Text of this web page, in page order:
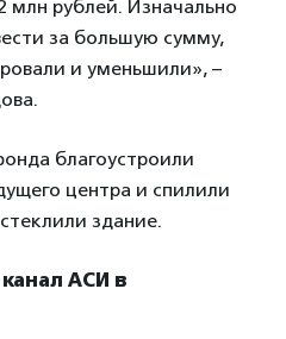
млн рублей. Изначально
за большую сумму,
и уменьшили», –
благоустроили
центра и спилили
здание.
АСИ в